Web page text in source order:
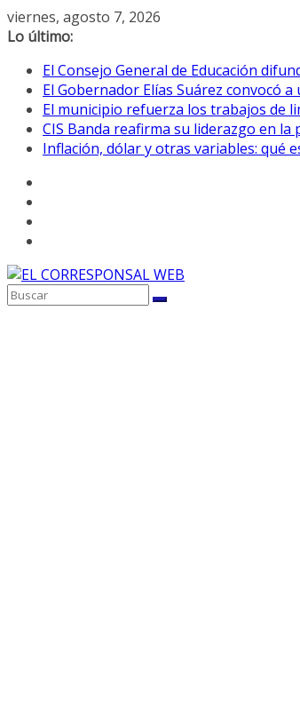
Saltar
al
viernes, agosto 7, 2026
Lo último:
El Consejo General de Educación
El Gobernador Elías Suárez convocó
El municipio refuerza los trabajos de
CIS Banda reafirma su liderazgo en
Inflación, dólar y otras variables: qué